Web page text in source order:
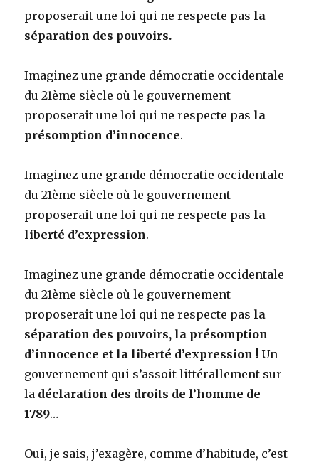
proposerait une loi qui ne respecte pas la
séparation des pouvoirs.
Imaginez une grande démocratie occidentale
du 21ème siècle où le gouvernement
proposerait une loi qui ne respecte pas la
présomption d’innocence.
Imaginez une grande démocratie occidentale
du 21ème siècle où le gouvernement
proposerait une loi qui ne respecte pas la
liberté d’expression.
Imaginez une grande démocratie occidentale
du 21ème siècle où le gouvernement
proposerait une loi qui ne respecte pas la
séparation des pouvoirs, la présomption
d’innocence et la liberté d’expression ! Un
gouvernement qui s’assoit littérallement sur
la déclaration des droits de l’homme de
1789…
Oui, je sais, j’exagère, comme d’habitude, c’est